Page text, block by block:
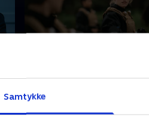
Samtykke
5. A Way to Grieve
Marissa er fængslet i The